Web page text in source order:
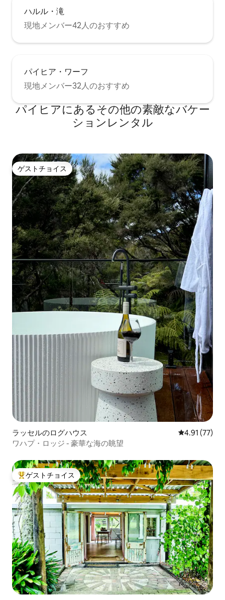
ハルル・滝
現地メンバー42人のおすすめ
パイヒア・ワーフ
現地メンバー32人のおすすめ
パイヒアにあるその他の素敵なバケー
ションレンタル
ゲストチョイス
ゲストチョイス
ラッセルのログハウス レビュー77
4.91 (77)
ワハプ・ロッジ - 豪華な海の眺望
大好評のゲストチョイスです。
ゲストチョイス